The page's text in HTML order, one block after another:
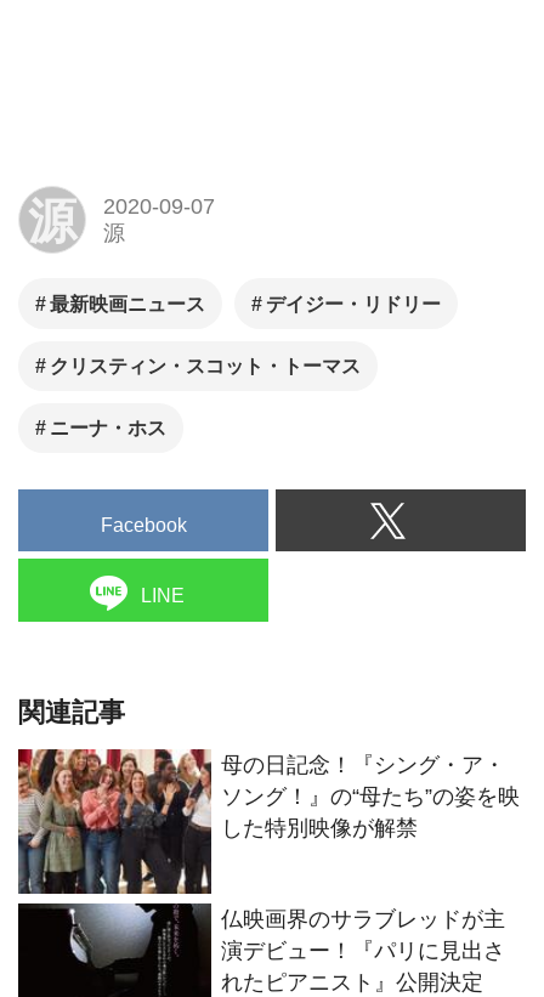
源
2020-09-07
源
最新映画ニュース デイジー・リドリー
クリスティン・スコット・トーマス
ニーナ・ホス
Facebook
LINE
関連記事
母の日記念！『シング・ア・
ソング！』の“母たち”の姿を映
した特別映像が解禁
仏映画界のサラブレッドが主
演デビュー！『パリに見出さ
れたピアニスト』公開決定